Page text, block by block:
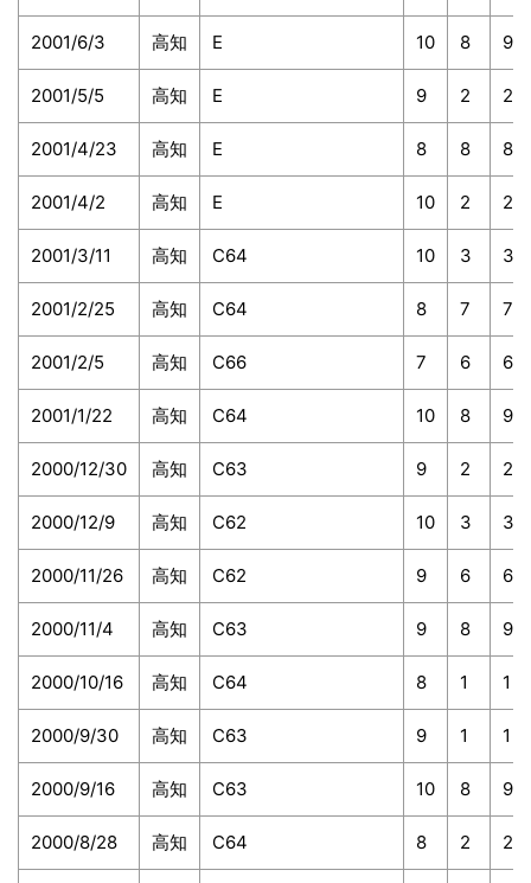
2001/6/3 高知 E 10 8 9
2001/5/5 高知 E 9 2 2
2001/4/23 高知 E 8 8 8
2001/4/2 高知 E 10 2 2
2001/3/11 高知 C64 10 3 3
2001/2/25 高知 C64 8 7 7
2001/2/5 高知 C66 7 6 6
2001/1/22 高知 C64 10 8 9
2000/12/30 高知 C63 9 2 2
2000/12/9 高知 C62 10 3 3
2000/11/26 高知 C62 9 6 6
2000/11/4 高知 C63 9 8 9
2000/10/16 高知 C64 8 1 1
2000/9/30 高知 C63 9 1 1
2000/9/16 高知 C63 10 8 9
2000/8/28 高知 C64 8 2 2